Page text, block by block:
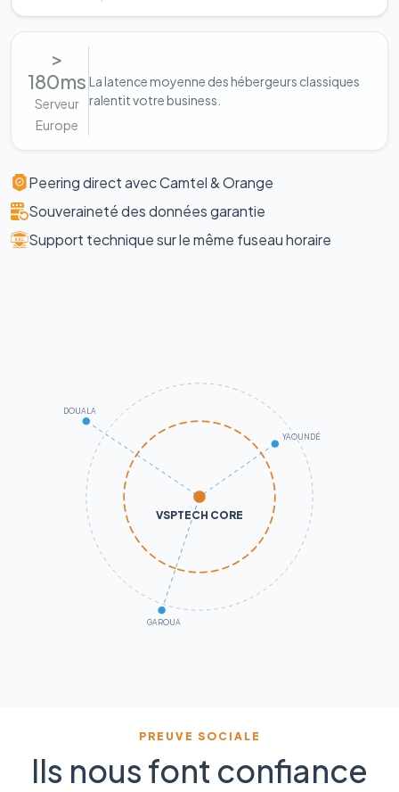
>
180ms
Serveur
Europe
La latence moyenne des hébergeurs classiques
ralentit votre business.
Peering direct avec Camtel & Orange
Souveraineté des données garantie
Support technique sur le même fuseau horaire
VSPTECH CORE
DOUALA
YAOUNDÉ
GAROUA
PREUVE SOCIALE
Ils nous font confiance